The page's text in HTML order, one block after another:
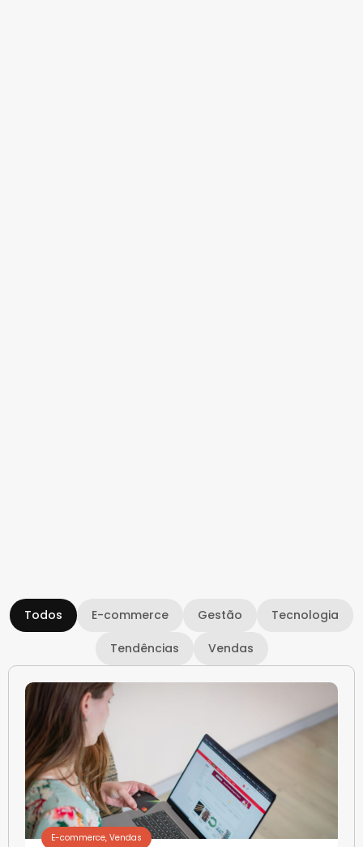
E-commerce Gestão Tecnologia
Tendências Vendas
Todos
E-commerce, Vendas